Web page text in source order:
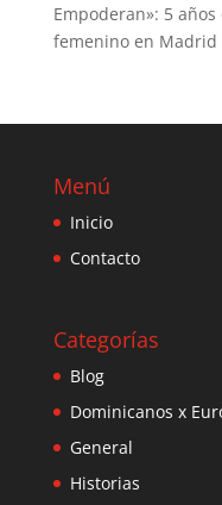
Empoderan»: 5
femenino en Madrid
Menú
Inicio
Contacto
Categorías
Blog
Dominicanos x
General
Historias